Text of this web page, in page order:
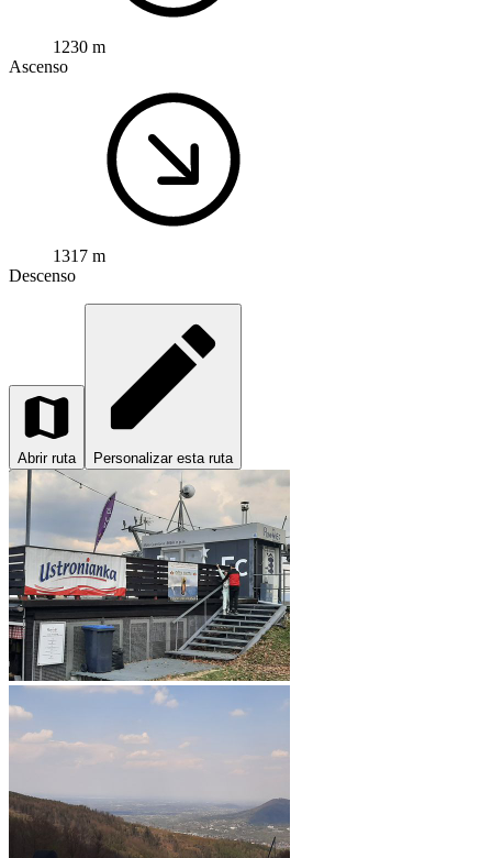
1230 m
Ascenso
1317 m
Descenso
Abrir ruta Personalizar esta ruta